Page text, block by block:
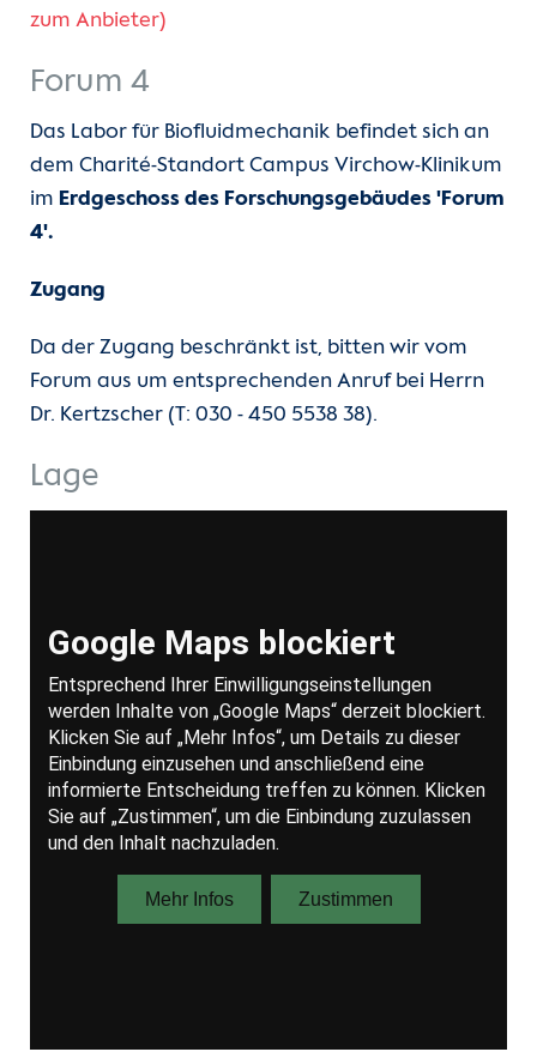
zum Anbieter)
Forum 4
Das Labor für Biofluidmechanik befindet sich an
dem Charité-Standort Campus Virchow-Klinikum
im Erdgeschoss des Forschungsgebäudes 'Forum
4'.
Zugang
Da der Zugang beschränkt ist, bitten wir vom
Forum aus um entsprechenden Anruf bei Herrn
Dr. Kertzscher (T: 030 - 450 5538 38).
Lage